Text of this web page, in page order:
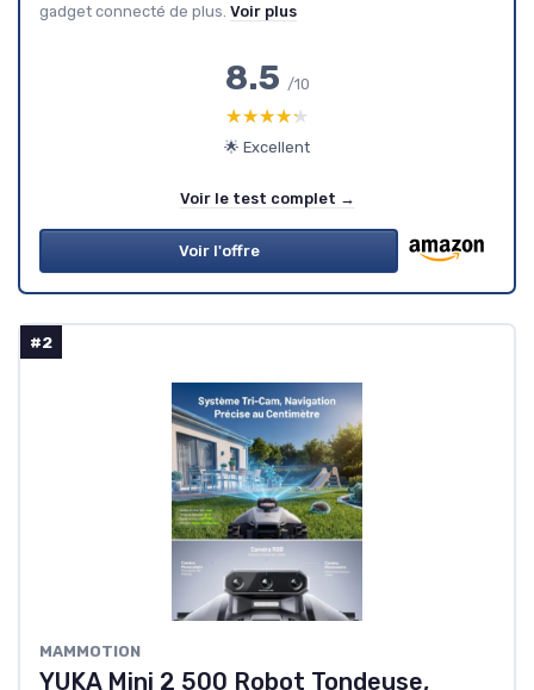
gadget connecté de plus. Voir plus
8.5 /10
★★★★★
★★★★★
🌟 Excellent
Voir le test complet →
Voir l'offre
#2
MAMMOTION
YUKA Mini 2 500 Robot Tondeuse,